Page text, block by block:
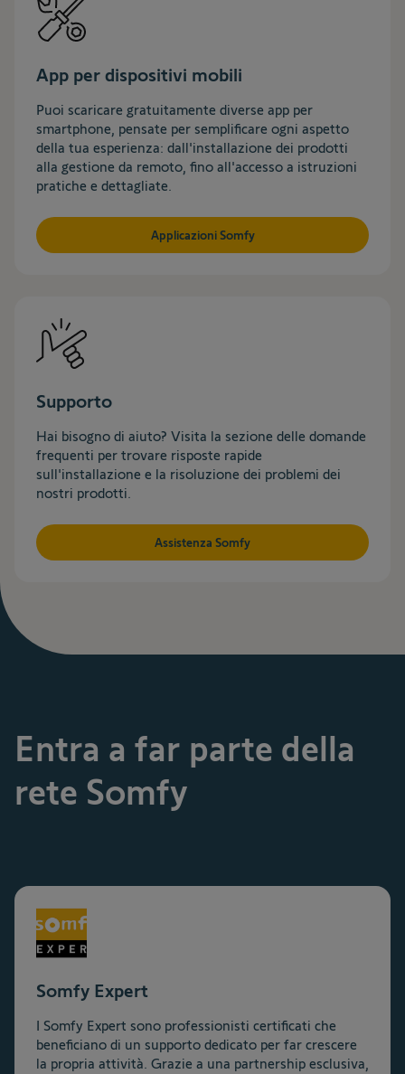
App per dispositivi mobili
Puoi scaricare gratuitamente diverse app per
smartphone, pensate per semplificare ogni aspetto
della tua esperienza: dall'installazione dei prodotti
alla gestione da remoto, fino all'accesso a istruzioni
pratiche e dettagliate.​
Applicazioni Somfy
Supporto
Hai bisogno di aiuto? Visita la sezione delle domande
frequenti per trovare risposte rapide
sull'installazione e la risoluzione dei problemi dei
nostri prodotti.​
Assistenza Somfy
Entra a far parte della
rete Somfy
Somfy Expert​
I Somfy Expert sono professionisti certificati che
beneficiano di un supporto dedicato per far crescere
la propria attività. Grazie a una partnership esclusiva,